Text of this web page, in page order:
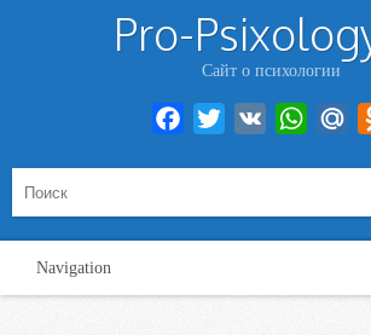
Pro-
Сайт о психологии
Facebook
Twitter VK
Navigation